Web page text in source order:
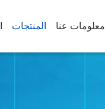
معلومات عنا المنتجات